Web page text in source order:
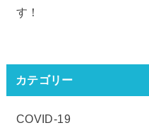
す！
カテゴリー
COVID-19